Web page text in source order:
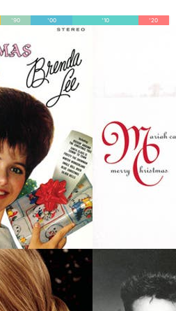
'90 '00 '10 '20